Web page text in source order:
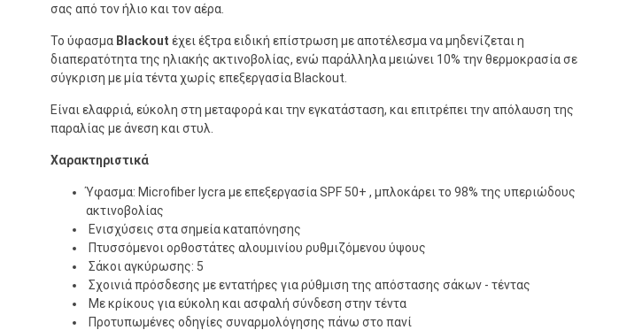
σας από τον ήλιο και τον αέρα.
Το ύφασμα Blackout έχει έξτρα ειδική επίστρωση με αποτέλεσμα να μηδενίζεται η
διαπερατότητα της ηλιακής ακτινοβολίας, ενώ παράλληλα μειώνει 10% την θερμοκρασία σε
σύγκριση με μία τέντα χωρίς επεξεργασία Blackout.
Είναι ελαφριά, εύκολη στη μεταφορά και την εγκατάσταση, και επιτρέπει την απόλαυση της
παραλίας με άνεση και στυλ.
Xαρακτηριστικά
Ύφασμα: Microfiber lycra με επεξεργασία SPF 50+ , μπλοκάρει το 98% της υπεριώδους
ακτινοβολίας
Ενισχύσεις στα σημεία καταπόνησης
Πτυσσόμενοι ορθοστάτες αλουμινίου ρυθμιζόμενου ύψους
Σάκοι αγκύρωσης: 5
Σχοινιά πρόσδεσης με εντατήρες για ρύθμιση της απόστασης σάκων - τέντας
Με κρίκους για εύκολη και ασφαλή σύνδεση στην τέντα
Προτυπωμένες οδηγίες συναρμολόγησης πάνω στο πανί